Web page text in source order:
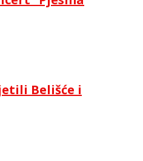
Belišće i